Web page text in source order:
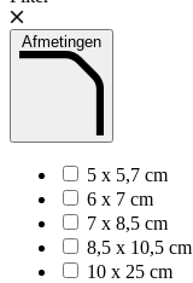
Afmetingen
5 x 5,7 cm
6 x 7 cm
7 x 8,5 cm
8,5 x 10,5 cm
10 x 25 cm